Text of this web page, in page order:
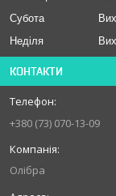
Субота
Неділя
КОНТАКТИ
+380 (73) 070-13-09
Олібра